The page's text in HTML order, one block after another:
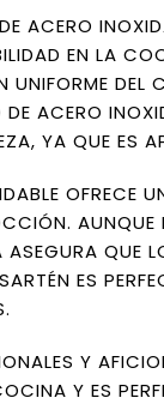
ACERO
EN LA
UNIFORME
ACERO
YA QUE ES
OFRECE
QUE
ES
Y
Y ES